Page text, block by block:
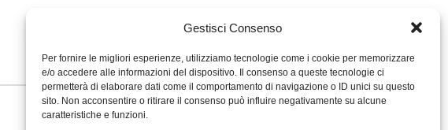
Gestisci Consenso
Per fornire le migliori esperienze, utilizziamo tecnologie come i cookie per memorizzare
e/o accedere alle informazioni del dispositivo. Il consenso a queste tecnologie ci
permetterà di elaborare dati come il comportamento di navigazione o ID unici su questo
sito. Non acconsentire o ritirare il consenso può influire negativamente su alcune
caratteristiche e funzioni.MIGROS TICINO